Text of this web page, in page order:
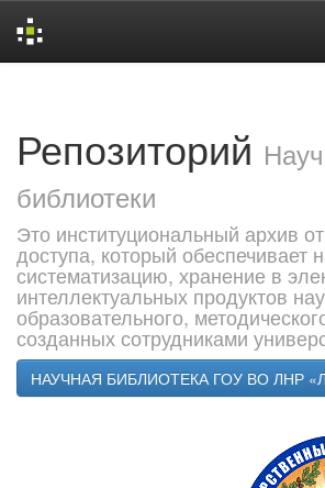
Репозиторий
библиотеки
Это институциональный архив
доступа, который обеспечивает
систематизацию, хранение в
интеллектуальных продуктов
образовательного,
созданных сотрудниками
НАУЧНАЯ БИБЛИОТЕКА ГОУ ВО ЛНР